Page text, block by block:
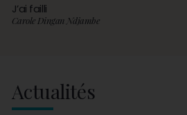
J’ai failli
Carole Dingan Ndjambe
Actualités